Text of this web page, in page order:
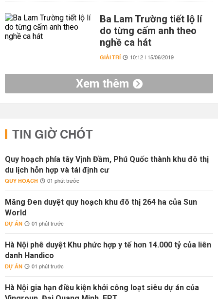
Ba Lam Trường tiết lộ lí
do từng cấm anh theo
nghề ca hát
GIẢI TRÍ 10:12 | 15/06/2019
Xem thêm
TIN GIỜ CHÓT
Quy hoạch phía tây Vịnh Đầm, Phú Quốc thành khu đô thị
du lịch hỗn hợp và tái định cư
QUY HOẠCH 01 phút trước
Măng Đen duyệt quy hoạch khu đô thị 264 ha của Sun
World
DỰ ÁN 01 phút trước
Hà Nội phê duyệt Khu phức hợp y tế hơn 14.000 tỷ của liên
danh Handico
DỰ ÁN 01 phút trước
Hà Nội gia hạn điều kiện khởi công loạt siêu dự án của